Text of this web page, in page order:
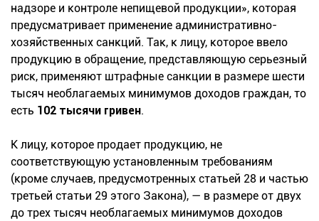
надзоре и контроле непищевой продукции», которая
предусматривает применение административно-
хозяйственных санкций. Так, к лицу, которое ввело
продукцию в обращение, представляющую серьезный
риск, применяют штрафные санкции в размере шести
тысяч необлагаемых минимумов доходов граждан, то
есть 102 тысячи гривен.
К лицу, которое продает продукцию, не
соответствующую установленным требованиям
(кроме случаев, предусмотренных статьей 28 и частью
третьей статьи 29 этого Закона), — в размере от двух
до трех тысяч необлагаемых минимумов доходов